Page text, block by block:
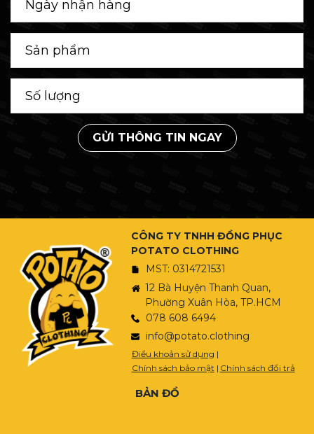
GỬI THÔNG TIN NGAY
CÔNG TY TNHH ĐỒNG PHỤC
POTATO CLOTHING
MST: 0314721531
12 Bà Huyện Thanh Quan,
Phường Xuân Hòa, TP.HCM
078 608 6494
info@potato.clothing
Điều khoản sử dụng |
Chính sách bảo mật | Chính sách đổi trả
BẢN ĐỒ